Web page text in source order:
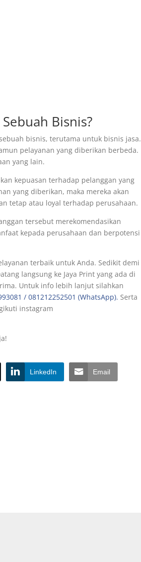
Bisnis?
bisnis, terutama untuk bisnis jasa.
pelayanan yang diberikan berbeda.
yang lain.
kepuasan terhadap pelanggan yang
yang diberikan, maka mereka akan
tetap atau loyal terhadap perusahaan.
tersebut merekomendasikan
kepada perusahaan dan berpotensi
terbaik untuk Anda. Sedikit demi
langsung ke Jaya Print yang ada di
Untuk info lebih lanjut silahkan
/ 081212252501 (WhatsApp). Serta
instagram
LinkedIn Email